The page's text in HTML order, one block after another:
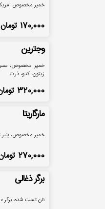
خمیر مخصوص
170,000 تومان
وجترین
خمیر مخصوص، سس
زیتون، کدو، ذرت
320,000
مارگاریتا
خمیر مخصوص، پنیر
270,000
برگر ذغالی
نان تست شده، برگر 150 گرمی، سس مخصوص، مخلفات